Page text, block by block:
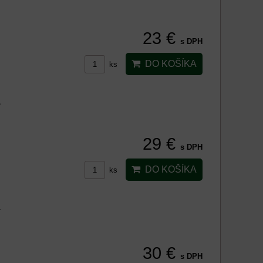
23 € s DPH
ks DO KOŠÍKA
29 € s DPH
ks DO KOŠÍKA
30 € s DPH